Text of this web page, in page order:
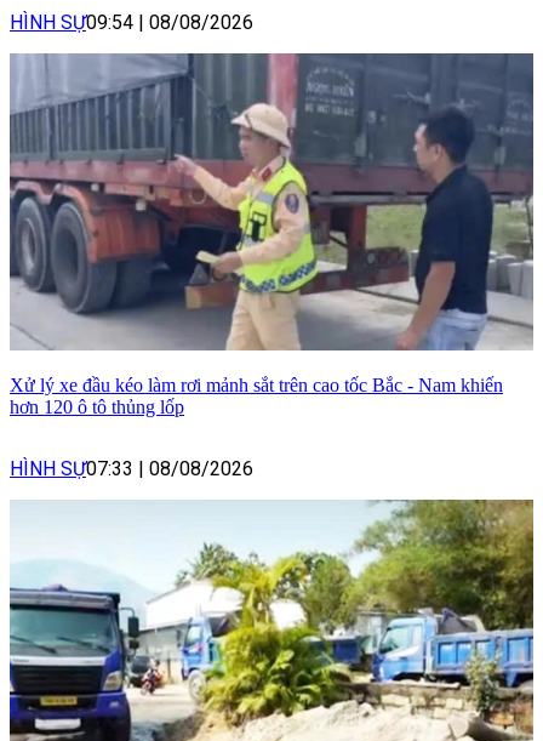
HÌNH SỰ09:54 | 08/08/2026
Xử lý xe đầu kéo làm rơi mảnh sắt trên cao tốc Bắc - Nam khiến
hơn 120 ô tô thủng lốp
HÌNH SỰ07:33 08/08/2026